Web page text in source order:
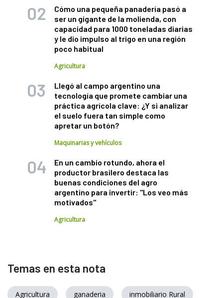
Cómo una pequeña panadería pasó a
ser un gigante de la molienda, con
capacidad para 1000 toneladas diarias
y le dio impulso al trigo en una región
poco habitual
Agricultura
Llegó al campo argentino una
tecnología que promete cambiar una
práctica agrícola clave: ¿Y si analizar
el suelo fuera tan simple como
apretar un botón?
Maquinarias y vehículos
En un cambio rotundo, ahora el
productor brasilero destaca las
buenas condiciones del agro
argentino para invertir: "Los veo más
motivados"
Agricultura
Temas en esta nota
Agricultura ganaderia inmobiliario Rural